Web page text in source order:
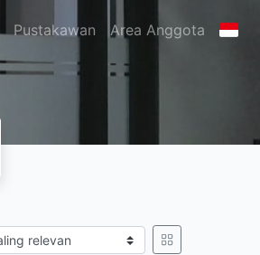
Pustakawan Area Anggota